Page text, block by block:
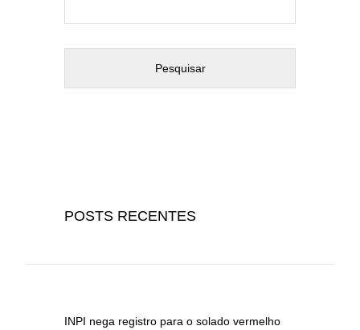
POSTS RECENTES
INPI nega registro para o solado vermelho